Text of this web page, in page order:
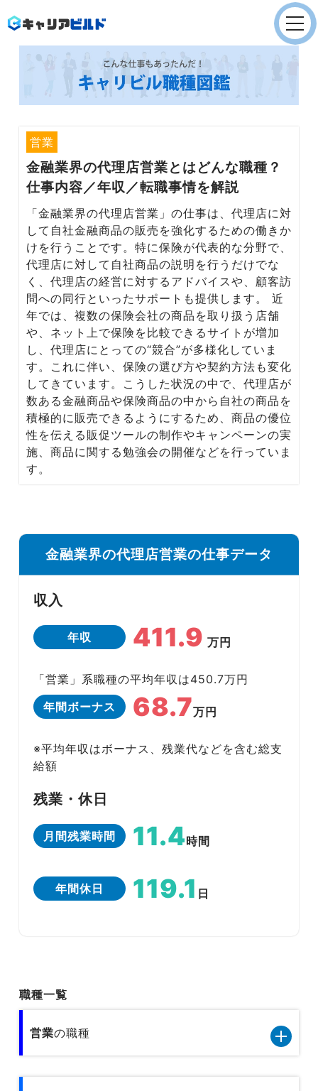
営業
金融業界の代理店営業とはどんな職種？
仕事内容／年収／転職事情を解説
「金融業界の代理店営業」の仕事は、代理店に対
して自社金融商品の販売を強化するための働きか
けを行うことです。特に保険が代表的な分野で、
代理店に対して自社商品の説明を行うだけでな
く、代理店の経営に対するアドバイスや、顧客訪
問への同行といったサポートも提供します。 近
年では、複数の保険会社の商品を取り扱う店舗
や、ネット上で保険を比較できるサイトが増加
し、代理店にとっての“競合”が多様化していま
す。これに伴い、保険の選び方や契約方法も変化
してきています。こうした状況の中で、代理店が
数ある金融商品や保険商品の中から自社の商品を
積極的に販売できるようにするため、商品の優位
性を伝える販促ツールの制作やキャンペーンの実
施、商品に関する勉強会の開催などを行っていま
す。
金融業界の代理店営業の仕事データ
収入
年収 411.9 万円
「営業」系職種の平均年収は450.7万円
年間ボーナス
68.7万円
※平均年収はボーナス、残業代などを含む総支
給額
残業・休日
月間残業時間 11.4時間
年間休日 119.1 日
職種一覧
営業の職種
営業11職種のデータです
Company
就職/転職支援
Service
採用支援
Recruit
採用情報
News
お知らせ
Media
転職メディア